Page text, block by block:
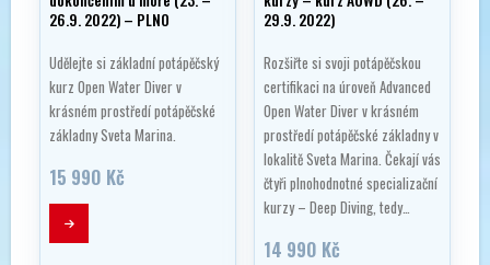
26.9. 2022) – PLNO
Udělejte si základní potápěčský
kurz Open Water Diver v
krásném prostředí potápěčské
základny Sveta Marina.
15 990 Kč
29.9. 2022)
Rozšiřte si svoji potápěčskou
certifikaci na úroveň Advanced
Open Water Diver v krásném
prostředí potápěčské základny v
lokalitě Sveta Marina. Čekají vás
čtyři plnohodnotné specializační
kurzy – Deep Diving, tedy…
14 990 Kč